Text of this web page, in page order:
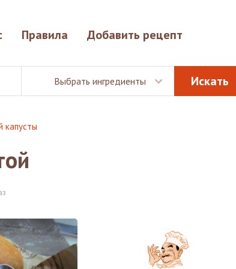
Правила Добавить рецепт
Выбрать ингредиенты
капусты